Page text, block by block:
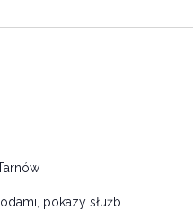
pokazy służb